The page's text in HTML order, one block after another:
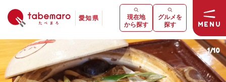
愛知県
MENU
現在地
から探す
グルメを
探す
1/10